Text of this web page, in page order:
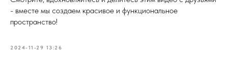
- вместе мы создаем красивое и функциональное
пространство!
2024-11-29 13:26